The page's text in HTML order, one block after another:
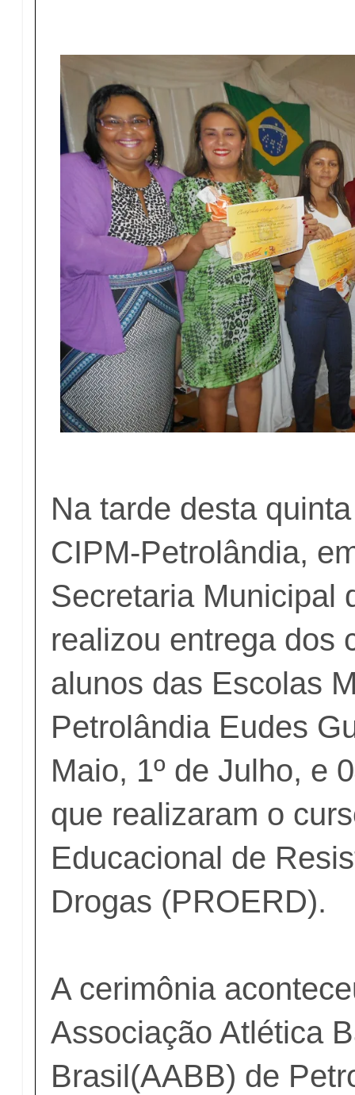
Na tarde desta
CIPM-Petrolândia,
Secretaria Municipal
realizou entrega dos
alunos das Escolas
Petrolândia Eudes
Maio, 1º de Julho, e
que realizaram o
Educacional de
Drogas (PROERD).
A cerimônia
Associação Atlética
Brasil(AABB) de